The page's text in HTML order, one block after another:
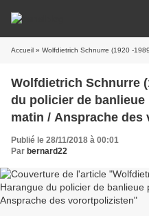
Accueil » Wolfdietrich Schnurre (1920 -1989) : Harangue du
Wolfdietrich Schnurre
du policier de banlieue
matin / Ansprache
Publié le 28/11/2018 à 00:01
Par bernard22